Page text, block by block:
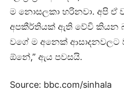
ම නොසලකා හරිනවා. අපි ඒ
අපකීර්තියක් ඇති වේවි කියන
වගේ ම අනෙක් ආසාදනවලට
ඕනේ,” ඇය පවසයි.
Source: bbc.com/sinhala